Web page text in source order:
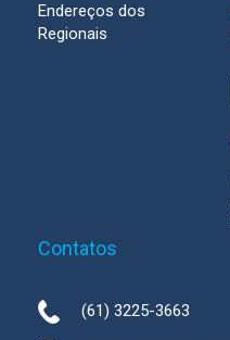
Endereços dos
Regionais
Contatos
(61) 3225-3663